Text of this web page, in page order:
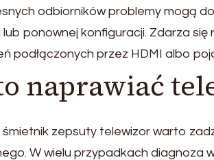
odbiorników problemy mogą
ponownej konfiguracji. Zdarza
podłączonych przez HDMI albo
naprawiać
śmietnik zepsuty telewizor warto
W wielu przypadkach diagnoza